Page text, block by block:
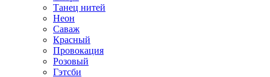
Танец нитей
Неон
Саваж
Красный
Провокация
Розовый
Гэтсби